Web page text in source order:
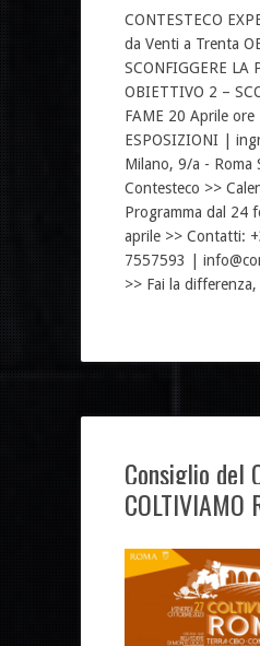
CONTESTECO
da Venti a Trenta
SCONFIGGERE LA
OBIETTIVO 2 –
FAME 20 Aprile
ESPOSIZIONI |
Milano, 9/a - Roma
Contesteco >>
Programma dal 24
aprile >> Contatti:
7557593 |
>> Fai la
Consiglio del
COLTIVIAMO